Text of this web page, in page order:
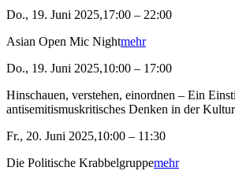
Do., 19. Juni 2025,17:00 – 22:00
Asian Open Mic Nightmehr
Do., 19. Juni 2025,10:00 – 17:00
Hinschauen, verstehen, einordnen – Ein
antisemitismuskritisches Denken in der
Fr., 20. Juni 2025,10:00 – 11:30
Die Politische Krabbelgruppemehr